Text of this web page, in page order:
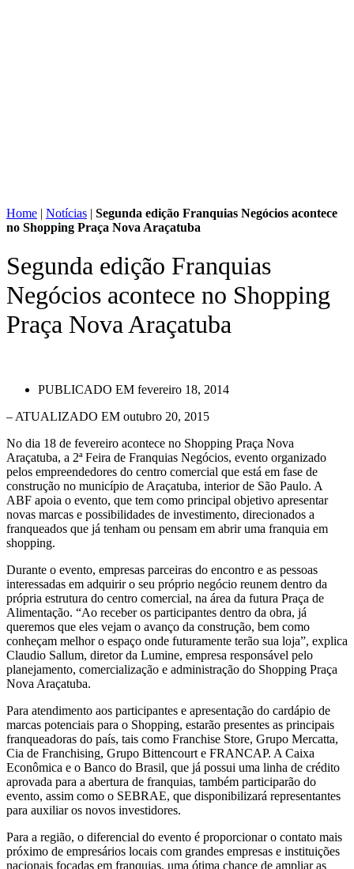
Home | Notícias | Segunda edição Franquias Negócios acontece
no Shopping Praça Nova Araçatuba
Segunda edição Franquias
Negócios acontece no Shopping
Praça Nova Araçatuba
PUBLICADO EM fevereiro 18, 2014
– ATUALIZADO EM outubro 20, 2015
No dia 18 de fevereiro acontece no Shopping Praça Nova
Araçatuba, a 2ª Feira de Franquias Negócios, evento organizado
pelos empreendedores do centro comercial que está em fase de
construção no município de Araçatuba, interior de São Paulo. A
ABF apoia o evento, que tem como principal objetivo apresentar
novas marcas e possibilidades de investimento, direcionados a
franqueados que já tenham ou pensam em abrir uma franquia em
shopping.
Durante o evento, empresas parceiras do encontro e as pessoas
interessadas em adquirir o seu próprio negócio reunem dentro da
própria estrutura do centro comercial, na área da futura Praça de
Alimentação. “Ao receber os participantes dentro da obra, já
queremos que eles vejam o avanço da construção, bem como
conheçam melhor o espaço onde futuramente terão sua loja”, explica
Claudio Sallum, diretor da Lumine, empresa responsável pelo
planejamento, comercialização e administração do Shopping Praça
Nova Araçatuba.
Para atendimento aos participantes e apresentação do cardápio de
marcas potenciais para o Shopping, estarão presentes as principais
franqueadoras do país, tais como Franchise Store, Grupo Mercatta,
Cia de Franchising, Grupo Bittencourt e FRANCAP. A Caixa
Econômica e o Banco do Brasil, que já possui uma linha de crédito
aprovada para a abertura de franquias, também participarão do
evento, assim como o SEBRAE, que disponibilizará representantes
para auxiliar os novos investidores.
Para a região, o diferencial do evento é proporcionar o contato mais
próximo de empresários locais com grandes empresas e instituições
nacionais focadas em franquias, uma ótima chance de ampliar as